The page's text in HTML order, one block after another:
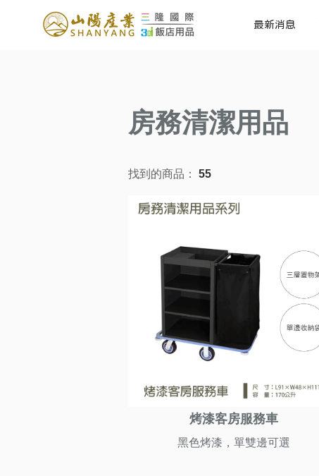
最新消息
房務清潔用品
找到的商品： 55
烤漆客房服務車
黑色烤漆，單雙邊可選